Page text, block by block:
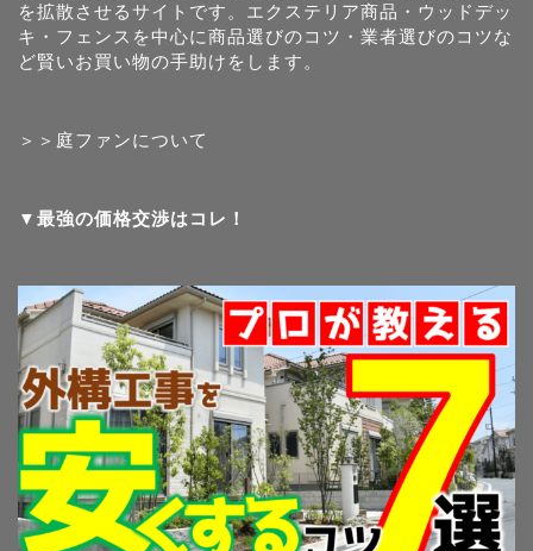
を拡散させるサイトです。エクステリア商品・ウッドデッ
キ・フェンスを中心に商品選びのコツ・業者選びのコツな
ど賢いお買い物の手助けをします。
＞＞庭ファンについて
▼最強の価格交渉はコレ！